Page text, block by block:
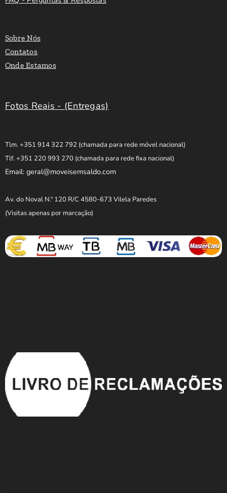
Sobre Nós
Contatos
Onde Estamos
Fotos Reais - (Entregas)
Tlm. +351 914 322 792 (chamada para rede móvel nacional)
Tlf. +351 220 993 270 (chamada para rede fixa nacional)
Email: geral@moveisemsaldo.com
Av. do Noval N.º 120 R/C 4580-673 Vilela Paredes
(Visitas apenas por marcação)